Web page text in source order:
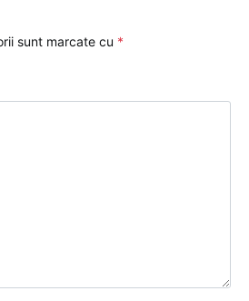
sunt marcate cu *